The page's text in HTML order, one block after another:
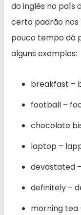
do inglês no país
certo padrão nos
pouco tempo dá
alguns exemplos:
breakfast –
football –
chocolate
laptop –
devastated
definitely –
morning tea